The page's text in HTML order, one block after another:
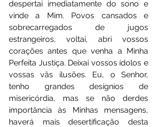
despertai imediatamente do sono e
vinde a Mim. Povos cansados e
sobrecarregados de jugos
estrangeiros, voltai, abri vossos
corações antes que venha a Minha
Perfeita Justiça. Deixai vossos ídolos e
vossas vãs ilusões. Eu, o Senhor,
tenho grandes desígnios de
misericórdia, mas se não derdes
importância às Minhas mensagens,
haverá mais desertificação desta